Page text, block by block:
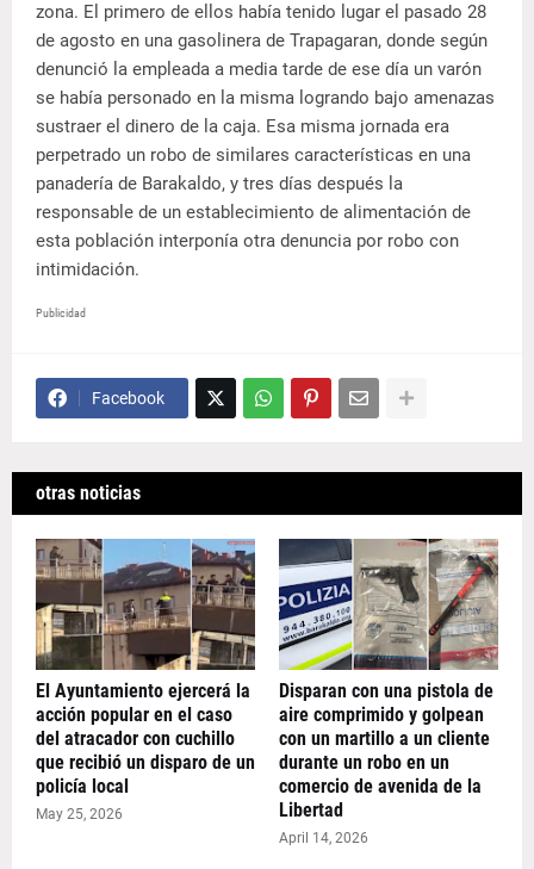
zona. El primero de ellos había tenido lugar el pasado 28
de agosto en una gasolinera de Trapagaran, donde según
denunció la empleada a media tarde de ese día un varón
se había personado en la misma logrando bajo amenazas
sustraer el dinero de la caja. Esa misma jornada era
perpetrado un robo de similares características en una
panadería de Barakaldo, y tres días después la
responsable de un establecimiento de alimentación de
esta población interponía otra denuncia por robo con
intimidación.
Publicidad
Facebook
otras noticias
El Ayuntamiento ejercerá la
acción popular en el caso
del atracador con cuchillo
que recibió un disparo de un
policía local
May 25, 2026
Disparan con una pistola de
aire comprimido y golpean
con un martillo a un cliente
durante un robo en un
comercio de avenida de la
Libertad
April 14, 2026